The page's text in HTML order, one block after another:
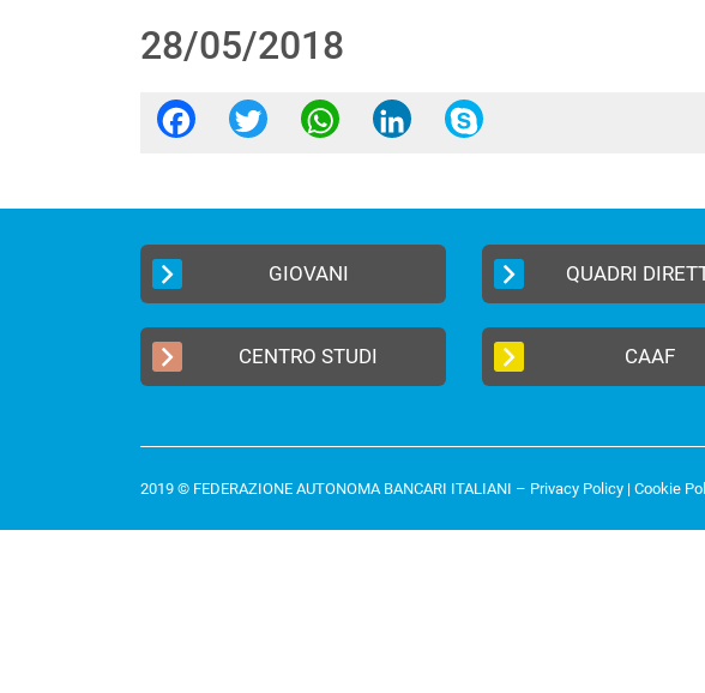
28/05/2018
FacebookTwitterWhatsApp
LinkedIn
GIOVANI QUADRI
CENTRO STUDI CAAF
2019 © FEDERAZIONE AUTONOMA BANCARI ITALIANI – Privacy Policy | Cookie